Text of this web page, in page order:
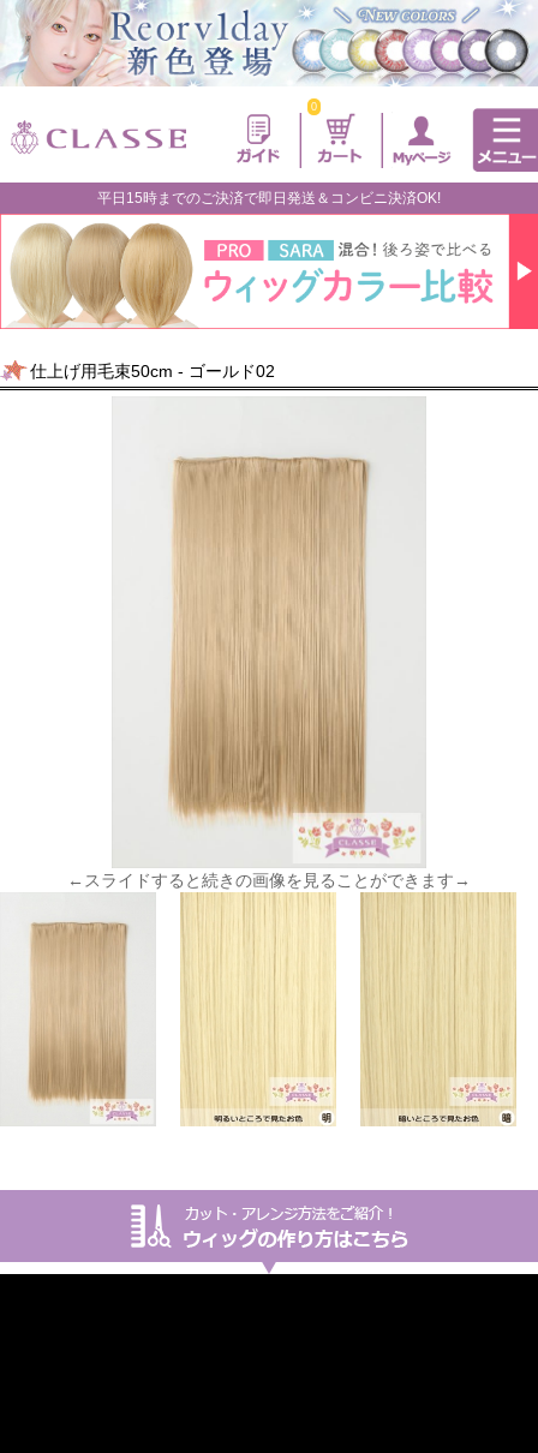
0
平日15時までのご決済で即日発送＆コンビニ決済OK!
仕上げ用毛束50cm - ゴールド02
←スライドすると続きの画像を見ることができます→